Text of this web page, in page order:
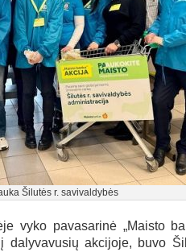
Šilutės r. savivaldybės
vyko pavasarinė „Maisto
dalyvavusių akcijoje, buvo